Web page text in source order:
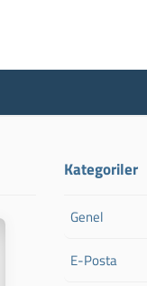
Kategoriler
Genel
E-Posta